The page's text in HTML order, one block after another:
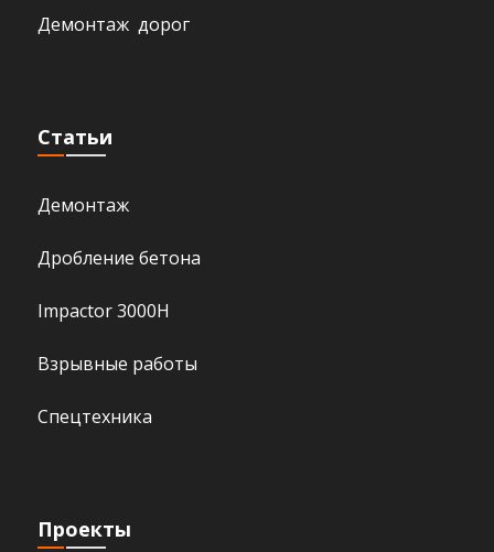
Демонтаж дорог
Статьи
Демонтаж
Дробление бетона
Impactor 3000H
Взрывные работы
Спецтехника
Проекты